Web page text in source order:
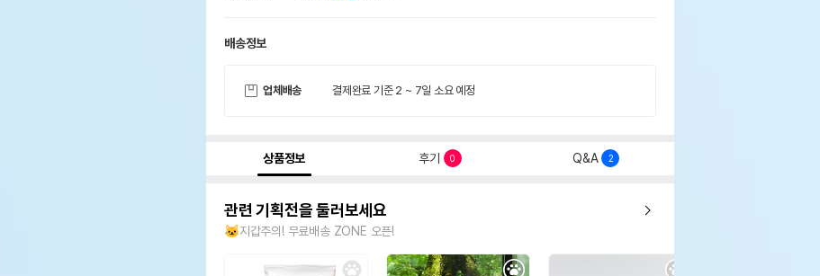
배송정보
업체배송 결제완료 기준 2 ~ 7일 소요 예정
상품정보 후기 0 Q&A 2
관련 기획전을 둘러보세요
🐱지갑주의! 무료배송 ZONE 오픈!